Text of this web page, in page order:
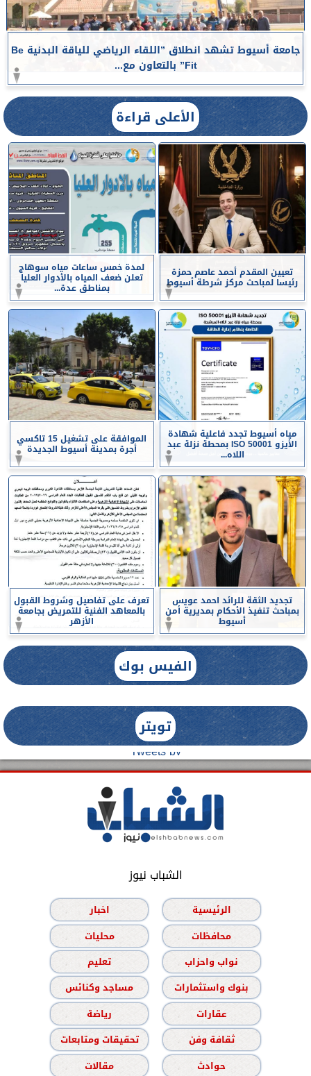
جامعة أسيوط تشهد انطلاق ”اللقاء الرياضي للياقة البدنية Be
Fit” بالتعاون مع...
الأعلى قراءة
تعيين المقدم أحمد عاصم حمزة
رئيسا لمباحث مركز شرطة أسيوط
لمدة خمس ساعات مياه سوهاج
تعلن ضعف المياه بالأدوار العليا
بمناطق عدة...
مياه أسيوط تجدد فاعلية شهادة
الأيزو ISO 50001 بمحطة نزلة عبد
اللاه...
الموافقة على تشغيل 15 تاكسي
أجرة بمدينة أسيوط الجديدة
تجديد الثقة للرائد احمد عويس
بمباحث تنفيذ الأحكام بمديرية أمن
أسيوط
تعرف على تفاصيل وشروط القبول
بالمعاهد الفنية للتمريض بجامعة
الأزهر
الفيس بوك
تويتر
Tweets by
الشباب نيوز
الرئيسية
اخبار
محافظات
محليات
نواب واحزاب
تعليم
بنوك واستثمارات
مساجد وكنائس
عقارات
رياضة
ثقافة وفن
تحقيقات ومتابعات
حوادث
مقالات